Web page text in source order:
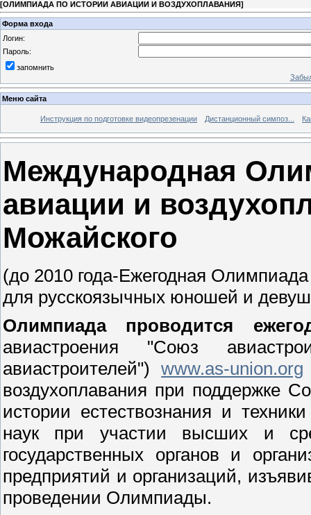
[ОЛИМПИАДА ПО ИСТОРИИ АВИАЦИИ И ВОЗДУХОПЛАВАНИЯ]
Форма входа
Логин:
Пароль:
запомнить
Меню сайта
Инструкция по подготовке видеопрезенации Дистанционный симпоз...
Международная
авиации и
Можайского
(до 2010 года-Ежегодная
для русскоязычных юношей и
Олимпиада проводится
авиастроения "Союз
авиастроителей")www.as-union.org
воздухоплавания при поддержке
истории естествознания и
наук при участии высших и
государственных органов и
предприятий и организаций,
проведении Олимпиады.